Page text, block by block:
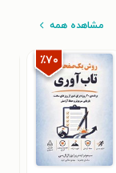
مشاهده همه
٪۷۰